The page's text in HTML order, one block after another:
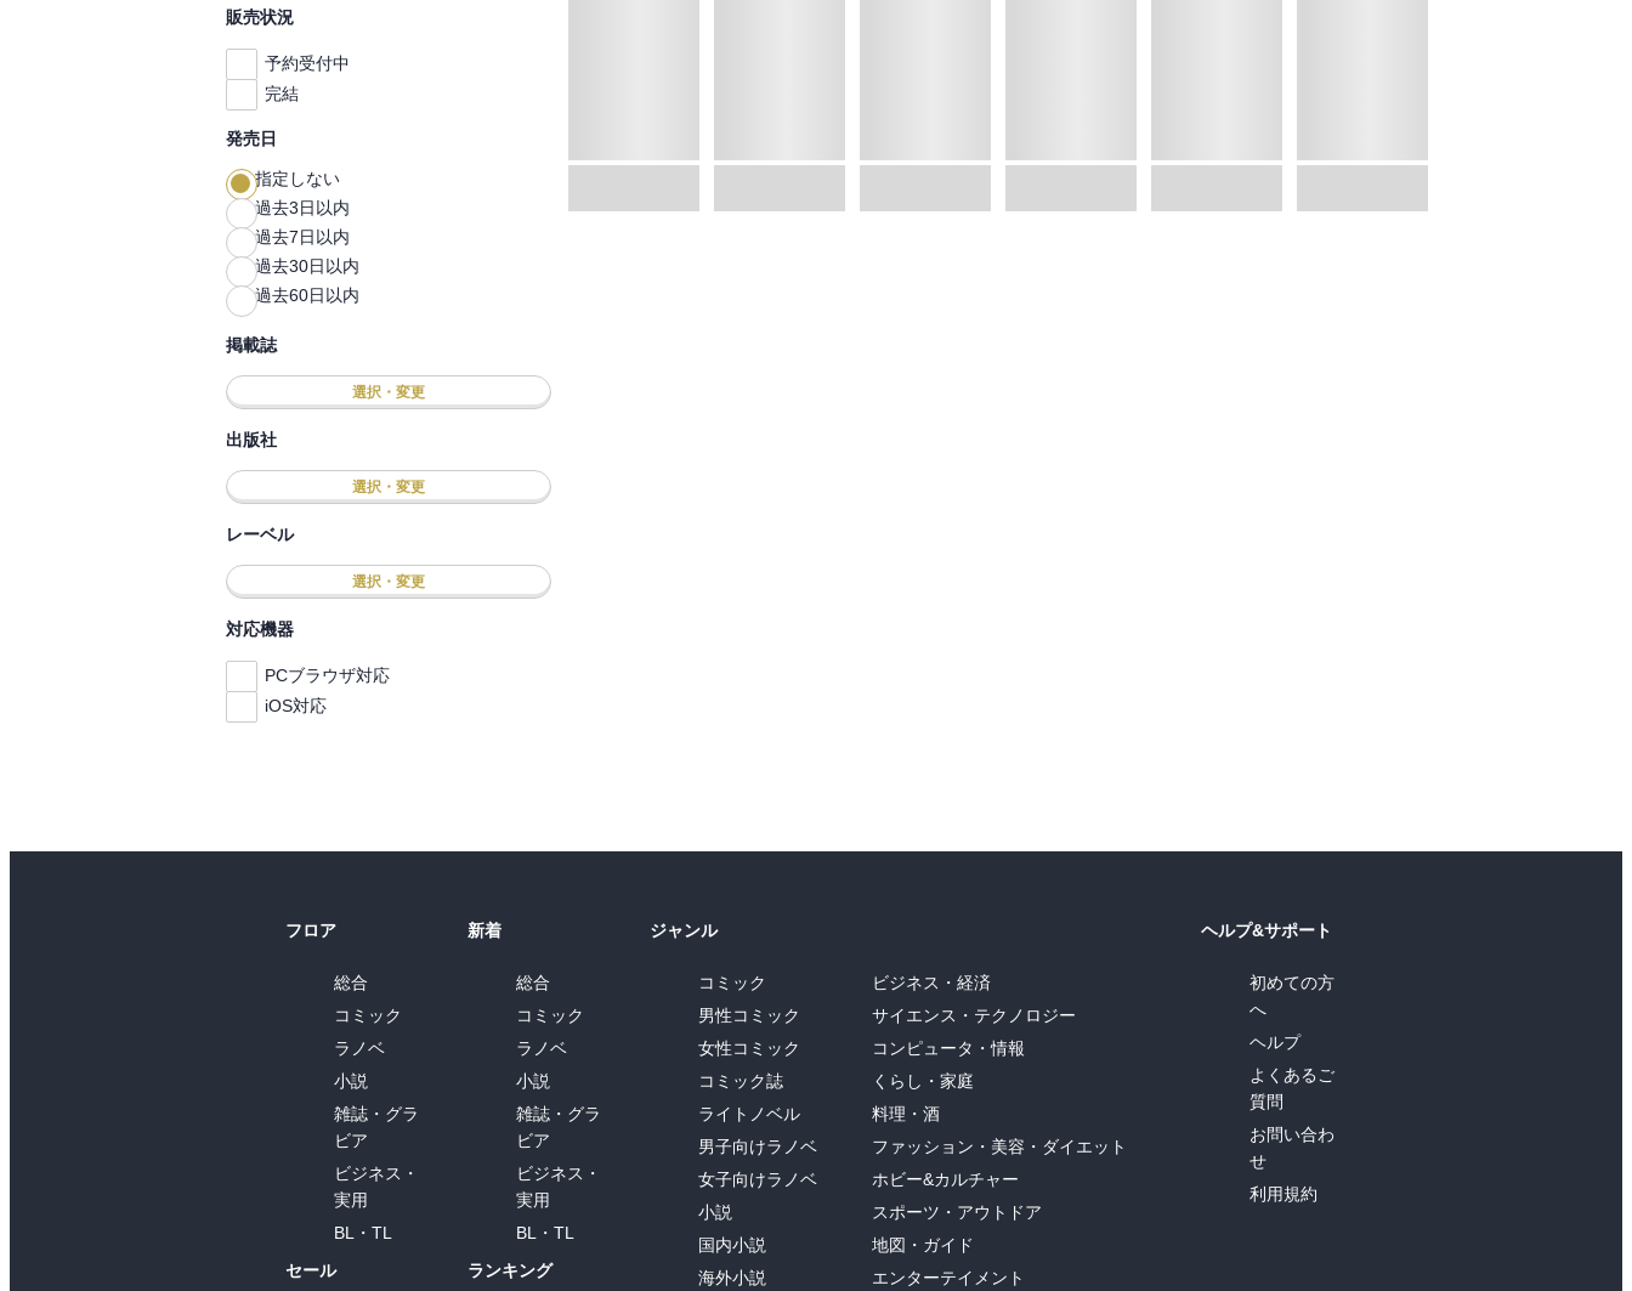
販売状況
予約受付中
完結
発売日
指定しない
過去3日以内
過去7日以内
過去30日以内
過去60日以内
掲載誌
選択・変更
出版社
選択・変更
レーベル
選択・変更
対応機器
PCブラウザ対応
iOS対応
フロア
総合
コミック
ラノベ
小説
雑誌・グラ
ビア
ビジネス・
実用
BL・TL
セール
新着
総合
コミック
ラノベ
小説
雑誌・グラ
ビア
ビジネス・
実用
BL・TL
ランキング
ジャンル
コミック
男性コミック
女性コミック
コミック誌
ライトノベル
男子向けラノベ
女子向けラノベ
小説
国内小説
海外小説
ビジネス・経済
サイエンス・テクノロジー
コンピュータ・情報
くらし・家庭
料理・酒
ファッション・美容・ダイエット
ホビー&カルチャー
スポーツ・アウトドア
地図・ガイド
エンターテイメント
ヘルプ&サポート
初めての方
へ
ヘルプ
よくあるご
質問
お問い合わ
せ
利用規約